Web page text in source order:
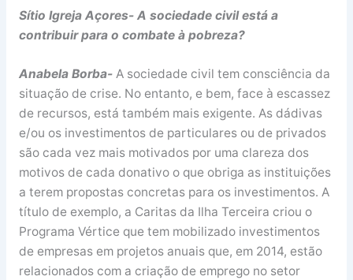
Sítio Igreja Açores- A sociedade civil está a
contribuir para o combate à pobreza?
Anabela Borba-A sociedade civil tem consciência da
situação de crise. No entanto, e bem, face à escassez
de recursos, está também mais exigente. As dádivas
e/ou os investimentos de particulares ou de privados
são cada vez mais motivados por uma clareza dos
motivos de cada donativo o que obriga as instituições
a terem propostas concretas para os investimentos. A
título de exemplo, a Caritas da Ilha Terceira criou o
Programa Vértice que tem mobilizado investimentos
de empresas em projetos anuais que, em 2014, estão
relacionados com a criação de emprego no setor